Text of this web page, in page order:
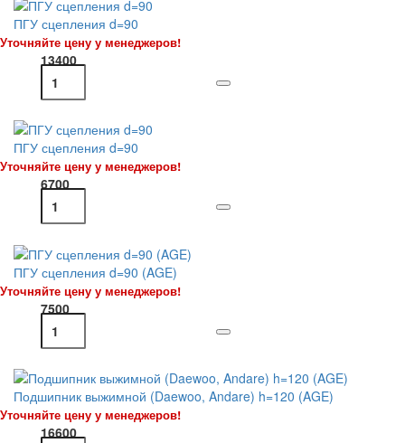
ПГУ сцепления d=90
Уточняйте цену у менеджеров!
13400
ПГУ сцепления d=90
Уточняйте цену у менеджеров!
6700
ПГУ сцепления d=90 (AGE)
Уточняйте цену у менеджеров!
7500
Подшипник выжимной (Daewoo, Andare) h=120 (AGE)
Уточняйте цену у менеджеров!
16600